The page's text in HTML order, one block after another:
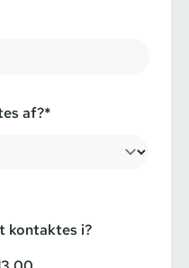
af?*
kontaktes i?